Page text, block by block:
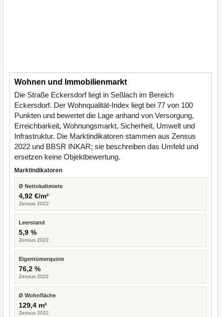
Wohnen und Immobilienmarkt
Die Straße Eckersdorf liegt in Seßlach im Bereich
Eckersdorf. Der Wohnqualität-Index liegt bei 77 von 100
Punkten und bewertet die Lage anhand von Versorgung,
Erreichbarkeit, Wohnungsmarkt, Sicherheit, Umwelt und
Infrastruktur. Die Marktindikatoren stammen aus Zensus
2022 und BBSR INKAR; sie beschreiben das Umfeld und
ersetzen keine Objektbewertung.
Marktindikatoren
Ø Nettokaltmiete
4,92 €/m²
Zensus 2022
Leerstand
5,9 %
Zensus 2022
Eigentümerquote
76,2 %
Zensus 2022
Ø Wohnfläche
129,4 m²
Zensus 2022